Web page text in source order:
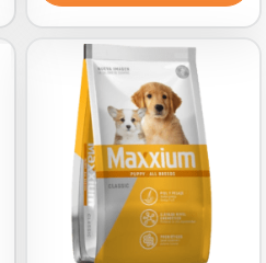
$ 88.000,00
tiene
múltiples
variantes.
Las
opciones
se
pueden
elegir
en